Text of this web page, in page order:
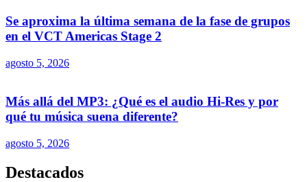
Se aproxima la última semana de la fase de grupos
en el VCT Americas Stage 2
agosto 5, 2026
Más allá del MP3: ¿Qué es el audio Hi-Res y por
qué tu música suena diferente?
agosto 5, 2026
Destacados